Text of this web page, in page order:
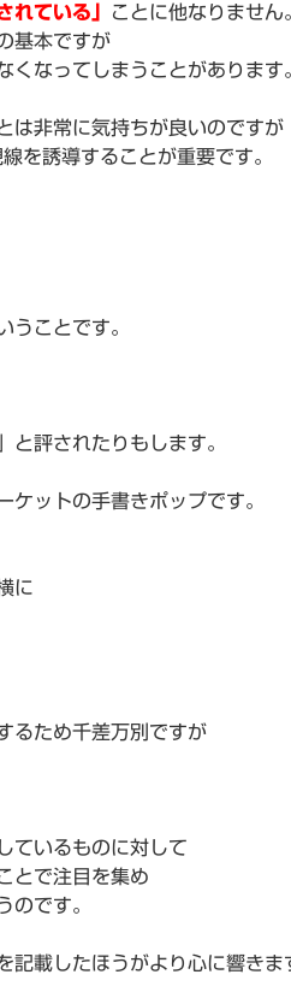
れている」
ことに他なりません
基本ですが
なってしまうことがあります
は非常に気持ちが良いのですが
を誘導することが重要です。
うことです。
と評されたりもします。
ットの手書きポップです。
に
るため千差万別ですが
ているものに対して
とで注目を集め
のです。
載したほうがより心に響きま